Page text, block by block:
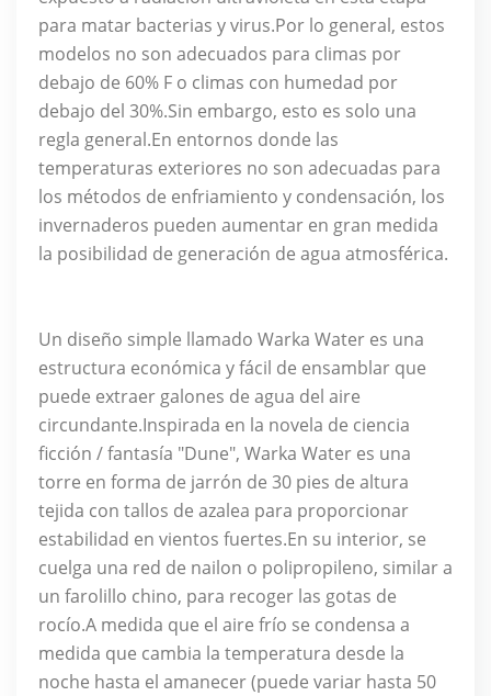
para matar bacterias y virus.Por lo general, estos
modelos no son adecuados para climas por
debajo de 60% F o climas con humedad por
debajo del 30%.Sin embargo, esto es solo una
regla general.En entornos donde las
temperaturas exteriores no son adecuadas para
los métodos de enfriamiento y condensación, los
invernaderos pueden aumentar en gran medida
la posibilidad de generación de agua atmosférica.
Un diseño simple llamado Warka Water es una
estructura económica y fácil de ensamblar que
puede extraer galones de agua del aire
circundante.Inspirada en la novela de ciencia
ficción / fantasía "Dune", Warka Water es una
torre en forma de jarrón de 30 pies de altura
tejida con tallos de azalea para proporcionar
estabilidad en vientos fuertes.En su interior, se
cuelga una red de nailon o polipropileno, similar a
un farolillo chino, para recoger las gotas de
rocío.A medida que el aire frío se condensa a
medida que cambia la temperatura desde la
noche hasta el amanecer (puede variar hasta 50